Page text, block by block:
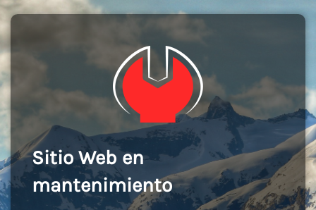
Sitio Web en
mantenimiento